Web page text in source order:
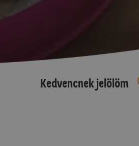
Kedvencnek jelölöm